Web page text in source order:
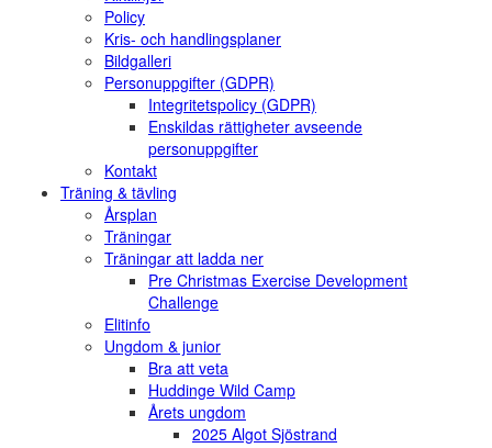
Policy
Kris- och handlingsplaner
Bildgalleri
Personuppgifter (GDPR)
Integritetspolicy (GDPR)
Enskildas rättigheter avseende
personuppgifter
Kontakt
Träning & tävling
Årsplan
Träningar
Träningar att ladda ner
Pre Christmas Exercise Development
Challenge
Elitinfo
Ungdom & junior
Bra att veta
Huddinge Wild Camp
Årets ungdom
2025 Algot Sjöstrand